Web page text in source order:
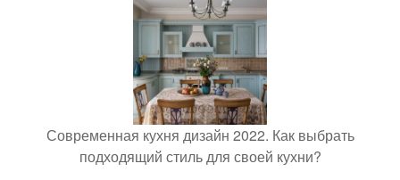
Современная кухня дизайн 2022. Как выбрать
подходящий стиль для своей кухни?